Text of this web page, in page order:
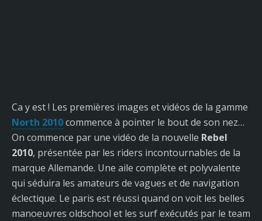
Ca y est ! Les premières images et vidéos de la gamme
North 2010commence à pointer le bout de son nez…
On commence par une vidéo de la nouvelle Rebel
2010, présentée par les riders incontournables de la
marque Allemande. Une aile complète et polyvalente
qui séduira les amateurs de vagues et de navigation
éclectique. Le paris est réussi quand on voit les belles
manoeuvres oldschool et les surf exécutés par le team